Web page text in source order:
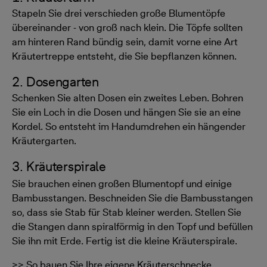
Stapeln Sie drei verschieden große Blumentöpfe
übereinander - von groß nach klein. Die Töpfe sollten
am hinteren Rand bündig sein, damit vorne eine Art
Kräutertreppe entsteht, die Sie bepflanzen können.
2. Dosengarten
Schenken Sie alten Dosen ein zweites Leben. Bohren
Sie ein Loch in die Dosen und hängen Sie sie an eine
Kordel. So entsteht im Handumdrehen ein hängender
Kräutergarten.
3. Kräuterspirale
Sie brauchen einen großen Blumentopf und einige
Bambusstangen. Beschneiden Sie die Bambusstangen
so, dass sie Stab für Stab kleiner werden. Stellen Sie
die Stangen dann spiralförmig in den Topf und befüllen
Sie ihn mit Erde. Fertig ist die kleine Kräuterspirale.
>> So bauen Sie Ihre eigene Kräuterschnecke.